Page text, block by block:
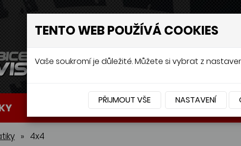
AUTOBATERIE PŘÍSLUŠENSTVÍ
» 4x4
TENTO WEB POUŽÍVÁ COOKIES
Vaše soukromí je důležité. Můžete si vybrat z
PŘIJMOUT VŠE NASTAVENÍ